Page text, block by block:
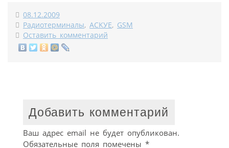
08.12.2009
Радиотерминалы, ACKУE, GSM
Оставить комментарий
Добавить комментарий
Ваш адрес email не будет опубликован.
Обязательные поля помечены *